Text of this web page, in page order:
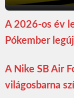
A 2026-os év
Pókember
A Nike SB Air
világosbarna